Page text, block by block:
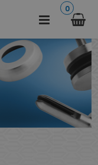
0